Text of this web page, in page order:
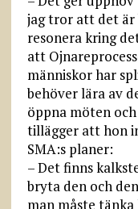
jag tror att det är
resonera kring
att
människor har
behöver lära av
öppna möten
tillägger att hon
SMA:s planer:
– Det finns
bryta den och
man måste